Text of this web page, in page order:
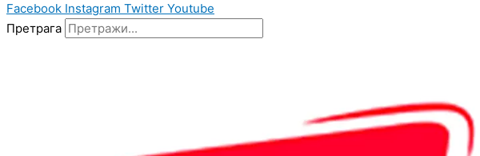
Facebook Instagram Twitter Youtube
Претрага